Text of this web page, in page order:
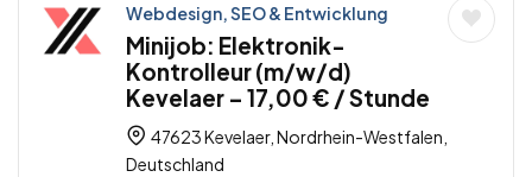
Webdesign, SEO & Entwicklung
Minijob: Elektronik-
Kontrolleur (m/w/d)
Kevelaer – 17,00 € / Stunde
47623 Kevelaer, Nordrhein-Westfalen,
Deutschland